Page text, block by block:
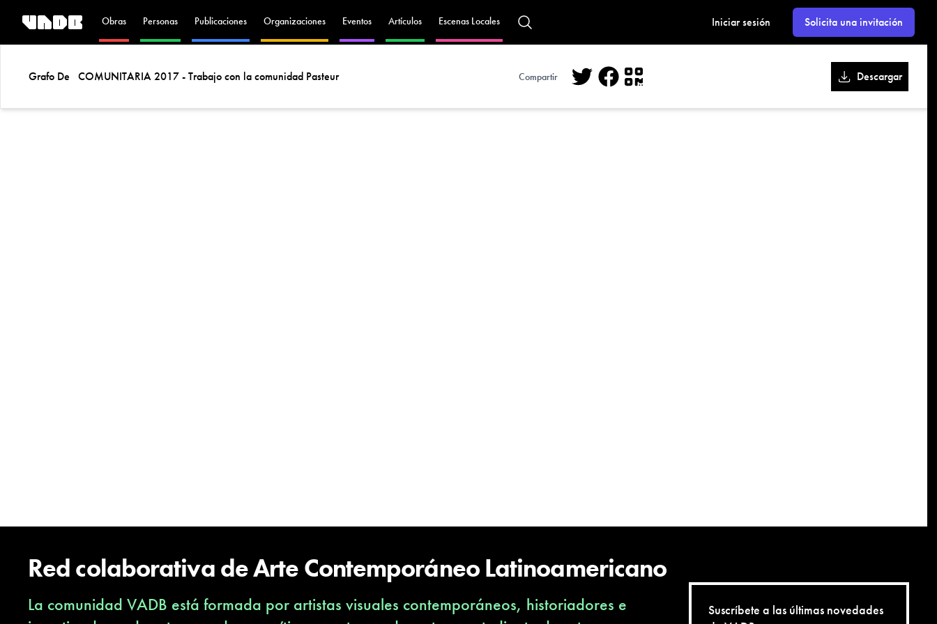
Obras Personas Publicaciones Organizaciones Eventos Artículos Escenas Locales Iniciar sesión Solicita una invitación
Grafo De COMUNITARIA 2017 - Trabajo con la comunidad Pasteur Compartir Descargar
Red colaborativa de Arte Contemporáneo Latinoamericano
La comunidad VADB está formada por artistas visuales contemporáneos, historiadores e
Suscríbete a las últimas novedades